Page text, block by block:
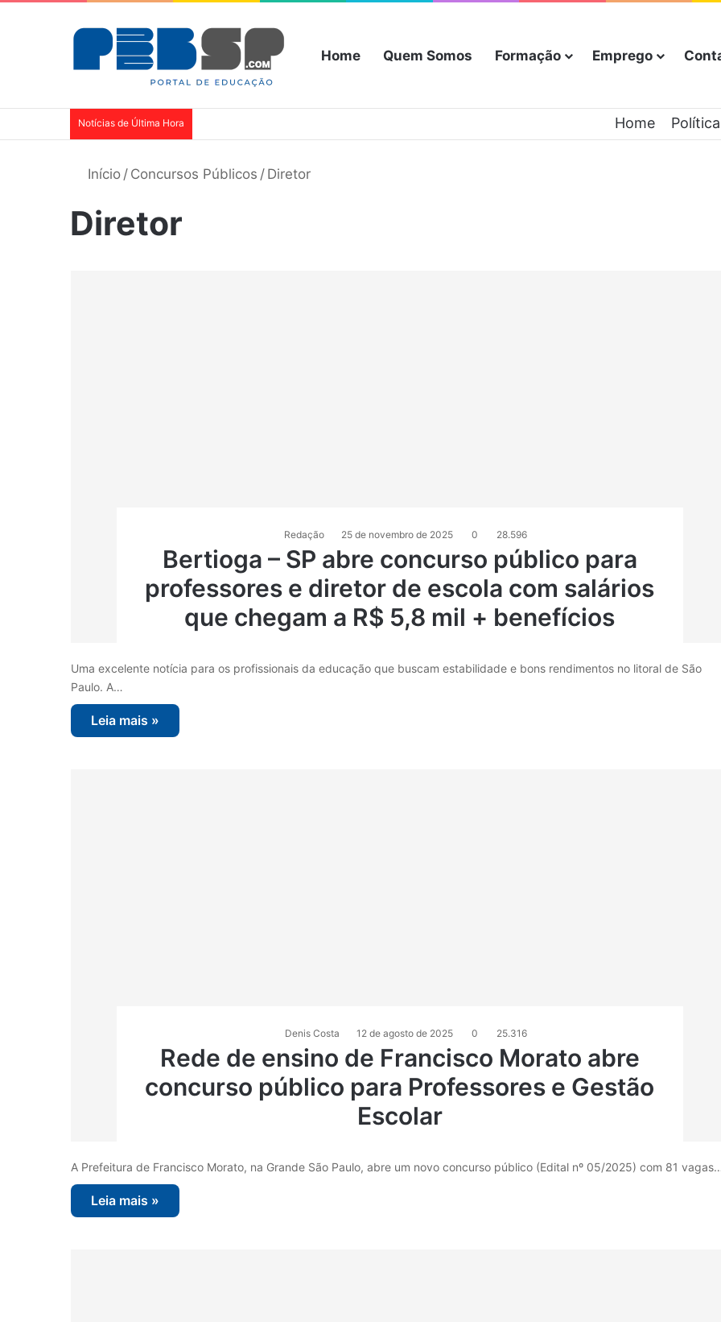
Home Quem Somos Formação Emprego
Notícias de Última Hora Home
Início / Concursos Públicos / Diretor
Diretor
Redação 25 de novembro de 2025 0 28.596
Bertioga – SP abre concurso público para
professores e diretor de escola com salários
que chegam a R$ 5,8 mil + benefícios
Uma excelente notícia para os profissionais da educação que buscam estabilidade e bons rendimentos no litoral de São
Paulo. A…
Leia mais »
Denis Costa 12 de agosto de 2025 0 25.316
Rede de ensino de Francisco Morato abre
concurso público para Professores e Gestão
Escolar
A Prefeitura de Francisco Morato, na Grande São Paulo, abre um novo concurso público (Edital nº 05/2025) com 81
Leia mais »